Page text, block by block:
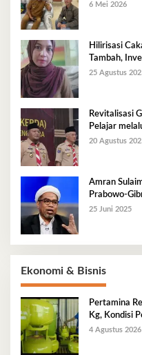
6 Mei 2026
Hilirisasi
Tambah,
25 Agustus
Revitalisasi
Pelajar
20 Agustus
Amran
Prabowo-
25 Juni 2025
Ekonomi & Bisnis
Pertamina
Kg, Kondisi
Berlangsung
4 Agustus 2026